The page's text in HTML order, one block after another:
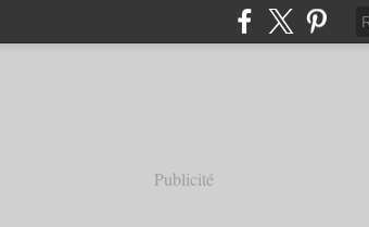
Publicité